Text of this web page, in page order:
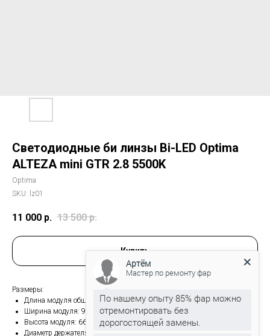
Светодиодные би линзы Bi-LED Optima
ALTEZA mini GTR 2.8 5500K
Optima
SKU: lz01
11 000 р. 13 500 р.
Купить
Размеры:
Длина модуля общая: 146 мм с хвостовиком, 116 мм без хвостовика;
Ширина модуля: 92 мм по крепёжной рамке;
Высота модуля: 66 мм;
Диаметр держателя стеклянной линзы: 77 мм;
Артём
Мастер по ремонту фар
По нашему опыту 85% фар можно
отремонтировать без
дорогостоящей замены.